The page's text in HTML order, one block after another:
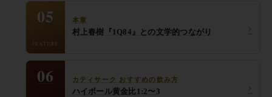
05
FEATURE
本章
村上春樹『1Q84』との文学的つながり ›
06 カティサーク おすすめの飲み方
ハイボール黄金比1:2〜3 ›